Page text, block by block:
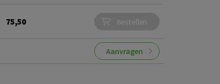
75,50
Aanvragen